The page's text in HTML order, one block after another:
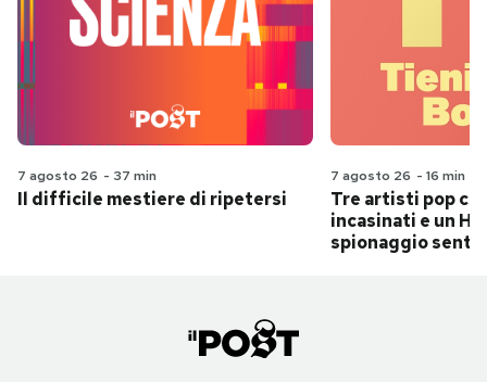
7 agosto 26 - 37 min
Il difficile mestiere di ripetersi
7 agosto 26 - 16 min
Tre artisti pop
incasinati e un
spionaggio